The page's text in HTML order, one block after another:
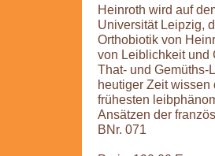
Heinroth wird auf
Universität Leipzig,
Orthobiotik von
von Leiblichkeit und
That- und Gemüths-
heutiger Zeit
frühesten
Ansätzen der
BNr. 071